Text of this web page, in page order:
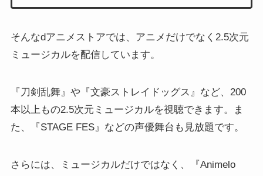
そんなdアニメストアでは、アニメだけでなく2.5次元
ミュージカルを配信しています。
『刀剣乱舞』や『文豪ストレイドッグス』など、200
本以上もの2.5次元ミュージカルを視聴できます。ま
た、『STAGE FES』などの声優舞台も見放題です。
さらには、ミュージカルだけではなく、『Animelo